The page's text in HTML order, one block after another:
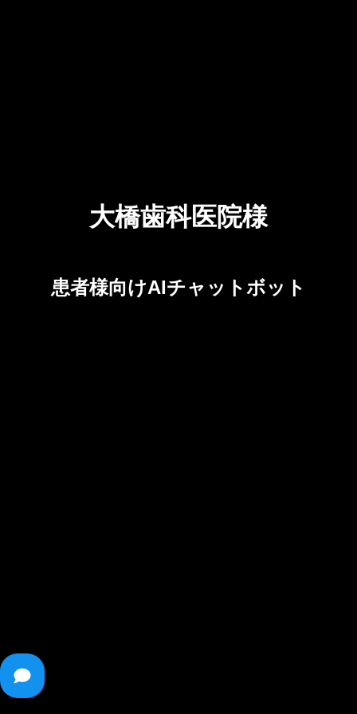
大橋歯科医院様
患者様向けAIチャットボット